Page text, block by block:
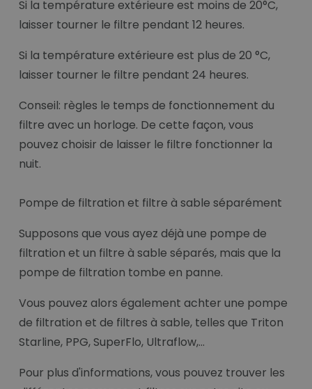
Si la température extérieure est moins de 20°C,
laisser tourner le filtre pendant 12 heures.
Si la température extérieure est plus de 20 °C,
laisser tourner le filtre pendant 24 heures.
Conseil: règles le temps de fonctionnement du
filtre avec un horloge. De cette façon, vous
pouvez choisir de laisser le filtre fonctionner la
nuit.
Pompe de filtration et filtre à sable séparément
Supposons que vous ayez déjà une pompe de
filtration et un filtre à sable séparés, mais que la
pompe de filtration tombe en panne.
Vous pouvez alors également achter une pompe
de filtration et de filtres à sable, telles que Triton
Starline, PPG, SuperFlo, Ultraflow,...
Pour plus d'informations, vous pouvez trouver les